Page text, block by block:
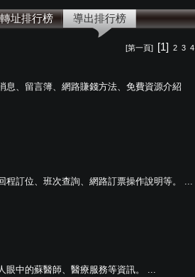
轉址排行榜 導出排行榜
[第一頁] [1] 2 3 4
息、留言簿、網路賺錢方法、免費資源介紹
程訂位、班次查詢、網路訂票操作說明等。 ...
眼中的蘇醫師、醫療服務等資訊。 ...